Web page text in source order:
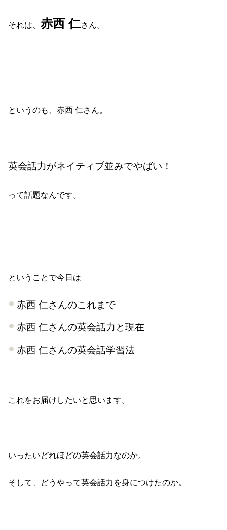
それは、赤西 仁さん。
というのも、赤西 仁さん。
英会話力がネイティブ並みでやばい！
って話題なんです。
ということで今日は
赤西 仁さんのこれまで
赤西 仁さんの英会話力と現在
赤西 仁さんの英会話学習法
これをお届けしたいと思います。
いったいどれほどの英会話力なのか。
そして、どうやって英会話力を身につけたのか。